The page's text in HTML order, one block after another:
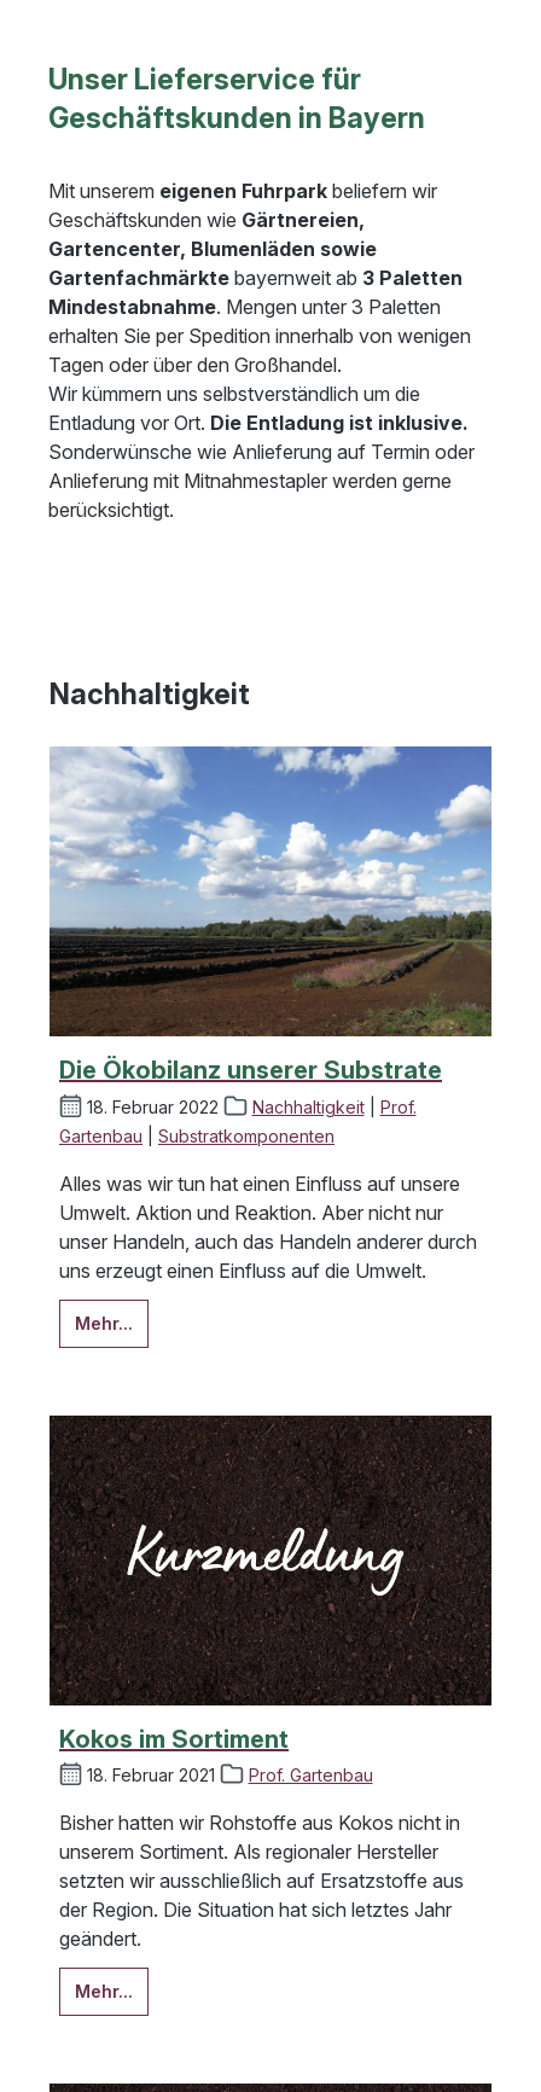
Unser Lieferservice für
Geschäftskunden in Bayern
Mit unserem eigenen Fuhrpark beliefern wir
Geschäftskunden wie Gärtnereien,
Gartencenter, Blumenläden sowie
Gartenfachmärkte bayernweit ab 3 Paletten
Mindestabnahme. Mengen unter 3 Paletten
erhalten Sie per Spedition innerhalb von wenigen
Tagen oder über den Großhandel.
Wir kümmern uns selbstverständlich um die
Entladung vor Ort. Die Entladung ist inklusive.
Sonderwünsche wie Anlieferung auf Termin oder
Anlieferung mit Mitnahmestapler werden gerne
berücksichtigt.
Nachhaltigkeit
Die Ökobilanz unserer Substrate
18. Februar 2022 Nachhaltigkeit| Prof.
Gartenbau
Substratkomponenten
Alles was wir tun hat einen Einfluss auf unsere
Umwelt. Aktion und Reaktion. Aber nicht nur
unser Handeln, auch das Handeln anderer durch
uns erzeugt einen Einfluss auf die Umwelt.
Mehr...
Kokos im Sortiment
18. Februar 2021 Prof. Gartenbau
Bisher hatten wir Rohstoffe aus Kokos nicht in
unserem Sortiment. Als regionaler Hersteller
setzten wir ausschließlich auf Ersatzstoffe aus
der Region. Die Situation hat sich letztes Jahr
geändert.
Mehr...